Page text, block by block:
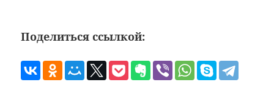
Поделиться ссылкой: